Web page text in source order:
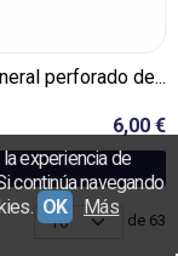
perforado de...
6,00 €
de 63
experiencia de
continúa navegando
OK
Más